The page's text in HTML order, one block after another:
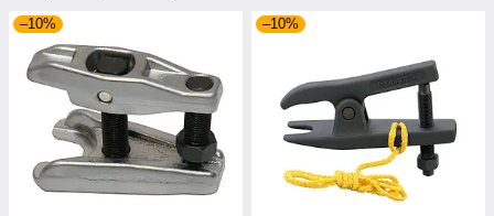
–10% –10%